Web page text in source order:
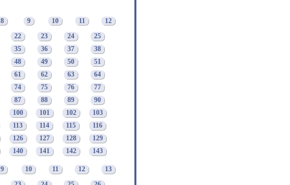
8 9 10 11 12
22 23 24
25
35 36 37
38
48 49 50
51
61 62 63
64
74 75 76
77
87 88 89
90
100 101 102
103
113 114 115
116
126 127 128
129
140 141 142 143
9 10 11 12 13